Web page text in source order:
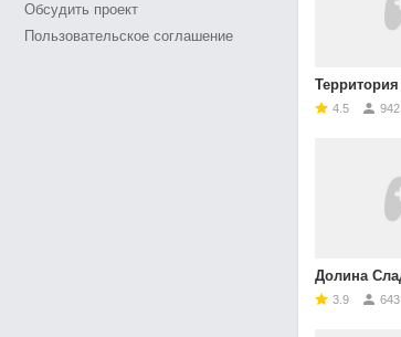
Обсудить проект
Пользовательское соглашение
4.5
Долина
3.9